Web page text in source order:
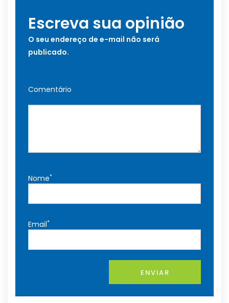
Escreva sua opinião
O seu endereço de e-mail não será
publicado.
Comentário
Nome*
Email*
ENVIAR